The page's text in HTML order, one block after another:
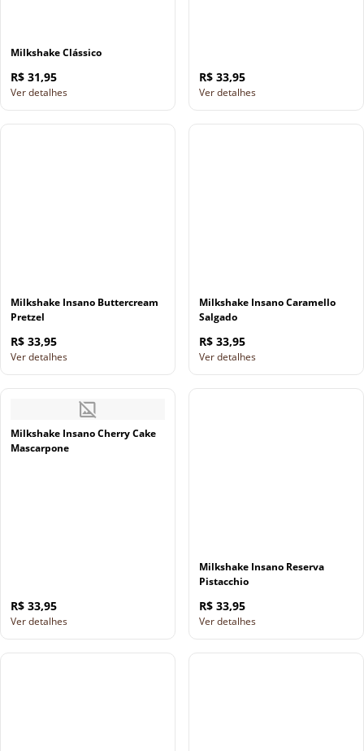
Milkshake Clássico
R$ 31,95
Ver detalhes
R$ 33,95
Ver detalhes
Milkshake Insano Buttercream
Pretzel
R$ 33,95
Ver detalhes
Milkshake Insano Caramello
Salgado
R$ 33,95
Ver detalhes
Milkshake Insano Cherry Cake
Mascarpone
R$ 33,95
Ver detalhes
Milkshake Insano Reserva
Pistacchio
R$ 33,95
Ver detalhes